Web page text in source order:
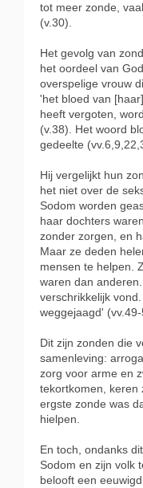
tot meer zonde,
(v.30).
Het gevolg van
het oordeel van
overspelige vrouw
'het bloed van
heeft vergoten,
(v.38). Het woord
gedeelte
Hij vergelijkt hun
het niet over de
Sodom worden
haar dochters
zonder zorgen, en
Maar ze deden
mensen te helpen.
waren dan
verschrikkelijk
weggejaagd'
Dit zijn zonden die
samenleving:
zorg voor arme en
tekortkomen, keren
ergste zonde was
hielpen.
En toch, ondanks
Sodom en zijn volk
belooft een